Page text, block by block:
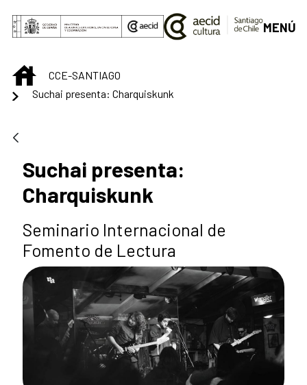
Saltar al contenido principal
MENÚ
INICIOCCE-SANTIAGO
Suchai presenta: Charquiskunk
Suchai presenta:
Charquiskunk
Seminario Internacional de
Fomento de Lectura